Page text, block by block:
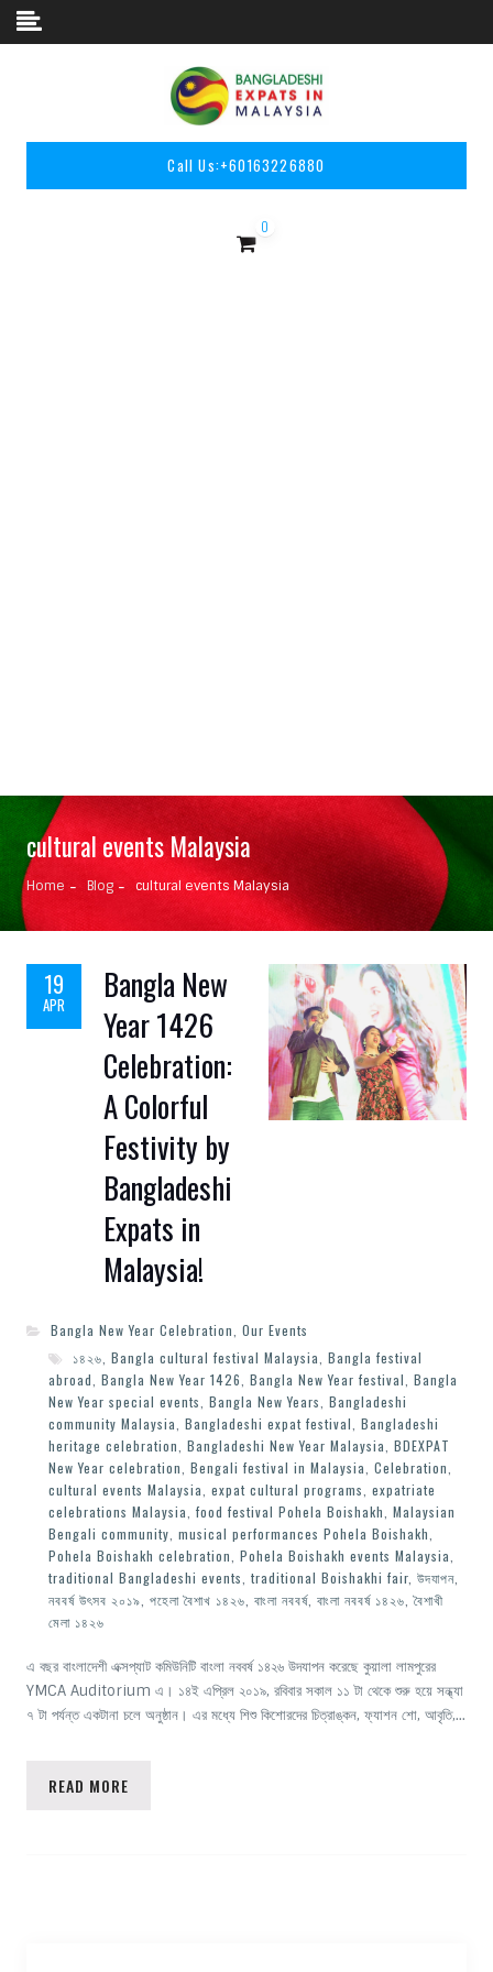
Skip to content
Call Us:+60163226880
0
cultural events Malaysia
Home Blog cultural events Malaysia
19
APR
Bangla New
Year 1426
Celebration:
A Colorful
Festivity by
Bangladeshi
Expats in
Malaysia!
Bangla New Year Celebration Our Events
১৪২৬ Bangla cultural festival Malaysia Bangla festival
abroad Bangla New Year 1426 Bangla New Year festival Bangla
New Year special events Bangla New Years Bangladeshi
community Malaysia Bangladeshi expat festival Bangladeshi
heritage celebration Bangladeshi New Year Malaysia BDEXPAT
New Year celebration Bengali festival in Malaysia Celebration
cultural events Malaysia expat cultural programs expatriate
celebrations Malaysia food festival Pohela Boishakh Malaysian
Bengali community musical performances Pohela Boishakh
Pohela Boishakh celebration Pohela Boishakh events Malaysia
traditional Bangladeshi events traditional Boishakhi fair, উদযাপন,
নববর্ষ উৎসব ২০১৯ পহেলা বৈশাখ ১৪২৬ বাংলা নববর্ষ, বাংলা নববর্ষ ১৪২৬ ,বৈশাখী
মেলা ১৪২৬
এ বছর বাংলাদেশী এক্সপ্যাট কমিউনিটি বাংলা নববর্ষ ১৪২৬ উদযাপন করেছে কুয়ালা লামপুরের
YMCA Auditorium এ। ১৪ই এপ্রিল ২০১৯, রবিবার সকাল ১১ টা থেকে শুরু হয়ে সন্ধ্যা
৭ টা পর্যন্ত একটানা চলে অনুষ্ঠান। এর মধ্যে শিশু কিশোরদের চিত্রাঙ্কন, ফ্যাশন শো, আবৃতি,…
READ MORE